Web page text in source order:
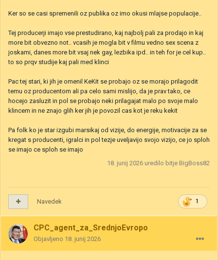
Ker so se casi spremenili oz publika oz imo okusi mlajse populacije..
Tej producerji imajo vse prestudirano, kaj najbolj pali za prodajo in kaj
more bit obvezno not.. vcasih je mogla bit v filmu vedno sex scena z
joskami, danes more bit vsaj nek gay, lezbika ipd.. in teh for je cel kup..
to so prqv studije kaj pali med klinci
Pac tej stari, ki jih je omenil KeKit se probajo oz se morajo prilagodit
temu oz producentom ali pa celo sami mislijo, da je prav tako, ce
hocejo zasluzit in pol se probajo neki prilagajat malo po svoje malo
klincem in ne znajo glih ker jih je povozil cas kot je reku kekit
Pa folk ko je star izgubi marsikaj od vizije, do energije, motivacije za se
kregat s producenti, igralci in pol tezje uveljavijo svojo vizijo, ce jo sploh
se imajo ce sploh se imajo
18. junij 2026 uredilo bitje BigBoss82
1
Navedek
CPC_agent_za_SrednjoEvropo
Objavljeno 18. junij 2026